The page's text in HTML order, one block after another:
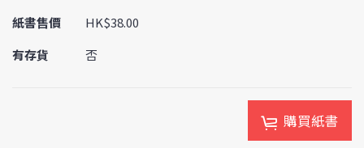
紙書售價
HK$38.00
有存貨
否
購買紙書